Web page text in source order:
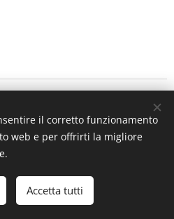
|facebook
Lingue
il corretto funzionamento
web e per offrirti la migliore
Accetta tutti